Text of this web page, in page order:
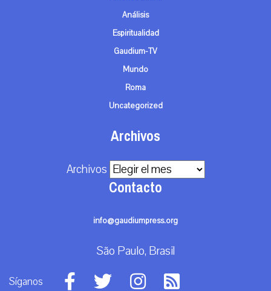
Análisis
Espiritualidad
Gaudium-TV
Mundo
Roma
Uncategorized
Archivos
Archivos
Contacto
info@gaudiumpress.org
São Paulo, Brasil
Síganos